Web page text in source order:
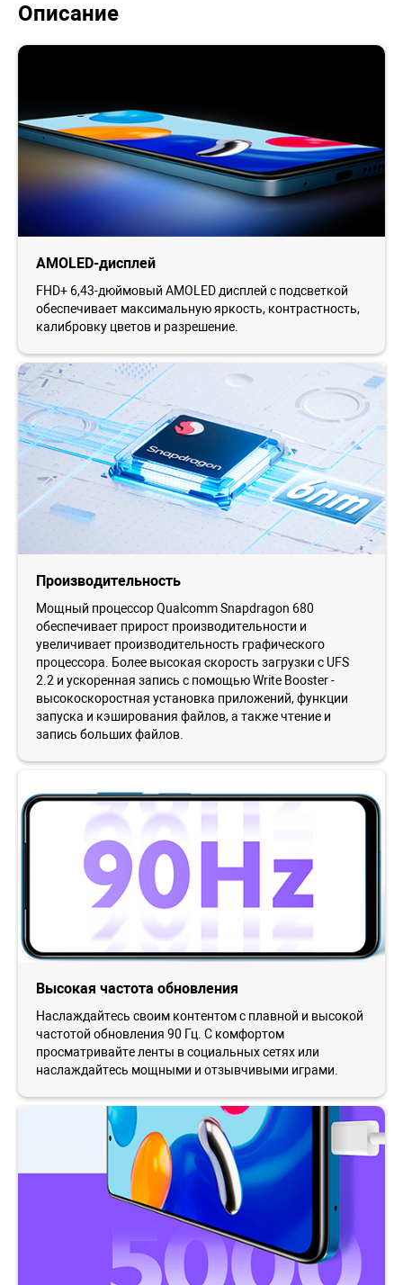
Описание
AMOLED-дисплей
FHD+ 6,43-дюймовый AMOLED дисплей с подсветкой
обеспечивает максимальную яркость, контрастность,
калибровку цветов и разрешение.
Производительность
Мощный процессор Qualcomm Snapdragon 680
обеспечивает прирост производительности и
увеличивает производительность графического
процессора. Более высокая скорость загрузки с UFS
2.2 и ускоренная запись с помощью Write Booster -
высокоскоростная установка приложений, функции
запуска и кэширования файлов, а также чтение и
запись больших файлов.
Высокая частота обновления
Наслаждайтесь своим контентом с плавной и высокой
частотой обновления 90 Гц. С комфортом
просматривайте ленты в социальных сетях или
наслаждайтесь мощными и отзывчивыми играми.